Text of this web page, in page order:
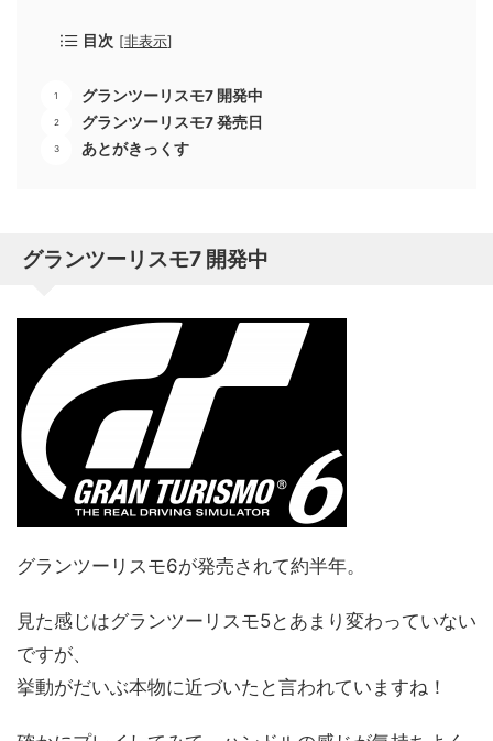
目次 [非表示]
グランツーリスモ7 開発中
グランツーリスモ7 発売日
あとがきっくす
グランツーリスモ7 開発中
グランツーリスモ6が発売されて約半年。
見た感じはグランツーリスモ5とあまり変わっていない
ですが、
挙動がだいぶ本物に近づいたと言われていますね！